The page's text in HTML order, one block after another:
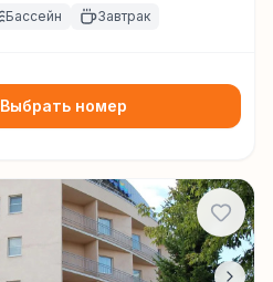
Бассейн Завтрак
Выбрать номер